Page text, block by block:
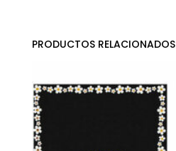
PRODUCTOS RELACIONADOS